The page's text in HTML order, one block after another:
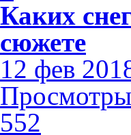
Каких
сюжете
12 фев
Просмотры
552